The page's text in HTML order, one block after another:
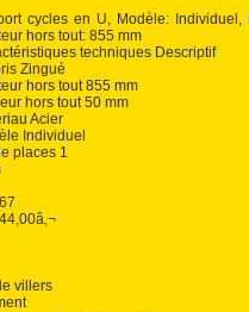
cycles en U, Modèle:
hors tout: 855 mm
techniques Descriptif
Zingué
hors tout 855 mm
hors tout 50 mm
Acier
Individuel
places 1
villers